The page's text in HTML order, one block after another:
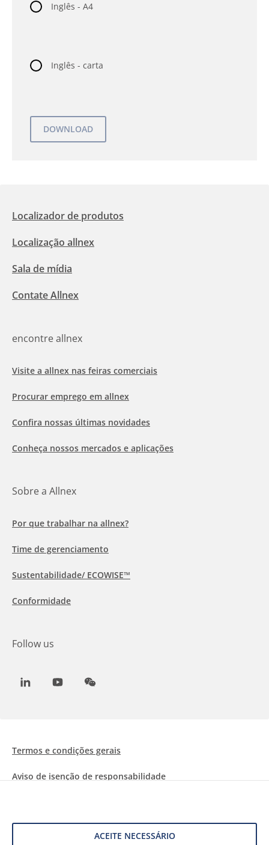
ACEITE NECESSÁRIO
Inglês - A4
Inglês - carta
Localizador de produtos
Localização allnex
Sala de mídia
Contate Allnex
encontre allnex
Visite a allnex nas feiras comerciais
Procurar emprego em allnex
Confira nossas últimas novidades
Conheça nossos mercados e aplicações
Sobre a Allnex
Por que trabalhar na allnex?
Time de gerenciamento
Sustentabilidade/ ECOWISE™
Conformidade
Follow us
LinkedInYoutubeWeChat
Termos e condições gerais
Aviso de isenção de responsabilidade
Proteção de dados